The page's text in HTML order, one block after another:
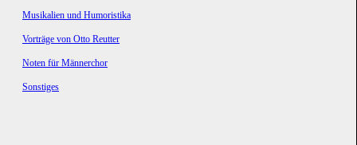
Musikalien und Humoristika
Vorträge von Otto Reutter
Noten für Männerchor
Sonstiges